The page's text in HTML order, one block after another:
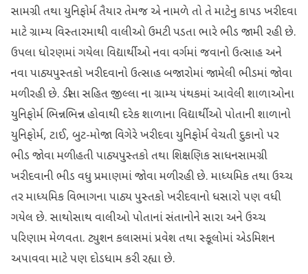
સામગ્રી તથા યુનિફોર્મ તૈયાર તેમજ એ નામળે તો તે માટેનુ કાપડ ખરીદવા
માટે ગ્રામ્ય વિસ્તારમાથી વાલીઓ ઉમટી પડતા ભારે ભીડ જામી રહી છે.
ઉપલા ધોરણમાં ગયેલા વિદ્યાર્થીઓ નવા વર્ગમાં જવાનો ઉત્સાહ અને
નવા પાઠ્યપુસ્તકો ખરીદવાનો ઉત્સાહ બજારોમાં જામેલી ભીડમાં જોવા
મળી રહી છે. ડીસા સહિત જીલ્લા ના ગ્રામ્ય પંથકમાં આવેલી શાળાઓના
યુનિફોર્મ ભિન્નભિન્ન હોવાથી દરેક શાળાના વિદ્યાર્થીઓ પોતાની શાળાનો
યુનિફોર્મ, ટાઈ, બુટ-મોજા વિગેરે ખરીદવા યુનિફોર્મ વેચતી દુકાનો પર
ભીડ જોવા મળી હતી પાઠ્યપુસ્તકો તથા શિક્ષણિક સાધનસામગ્રી
ખરીદવાની ભીડ વધુ પ્રમાણમાં જોવા મળી રહી છે. માધ્યમિક તથા ઉચ્ચ
તર માધ્યમિક વિભાગના પાઠ્ય પુસ્તકો ખરીદવાનો ધસારો પણ વધી
ગયેલ છે. સાથોસાથ વાલીઓ પોતાનાં સંતાનોને સારા અને ઉચ્ચ
૫રિણામ મેળવતા. ટ્યુશન કલાસમાં પ્રવેશ તથા સ્કૂલોમાં એડમિશન
અપાવવા માટે પણ દોડધામ કરી રહ્યા છે.